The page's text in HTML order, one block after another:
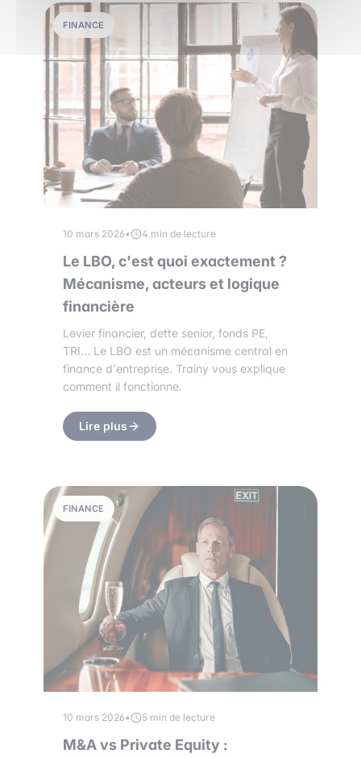
FINANCE
10 mars 2026• 4 min de lecture
Le LBO, c'est quoi exactement ?
Mécanisme, acteurs et logique
financière
Levier financier, dette senior, fonds PE,
TRI… Le LBO est un mécanisme central en
finance d'entreprise. Trainy vous explique
comment il fonctionne.
Lire plus
FINANCE
10 mars 2026• 5 min de lecture
M&A vs Private Equity :